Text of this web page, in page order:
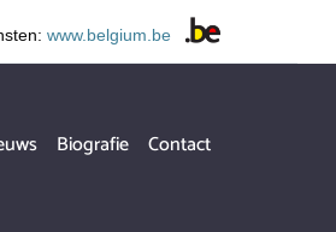
www.belgium.be
Biografie Contact